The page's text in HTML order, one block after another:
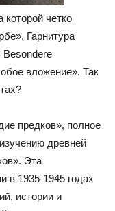
четко
Гарнитура
вложение». Так
предков», полное
древней
Эта
в 1935-1945 годах
истории и